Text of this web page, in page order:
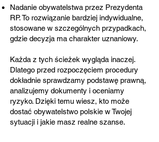
Nadanie obywatelstwa przez Prezydenta
RP. To rozwiązanie bardziej indywidualne,
stosowane w szczególnych przypadkach,
gdzie decyzja ma charakter uznaniowy.
Każda z tych ścieżek wygląda inaczej.
Dlatego przed rozpoczęciem procedury
dokładnie sprawdzamy podstawę prawną,
analizujemy dokumenty i oceniamy
ryzyko. Dzięki temu wiesz, kto może
dostać obywatelstwo polskie w Twojej
sytuacji i jakie masz realne szanse.